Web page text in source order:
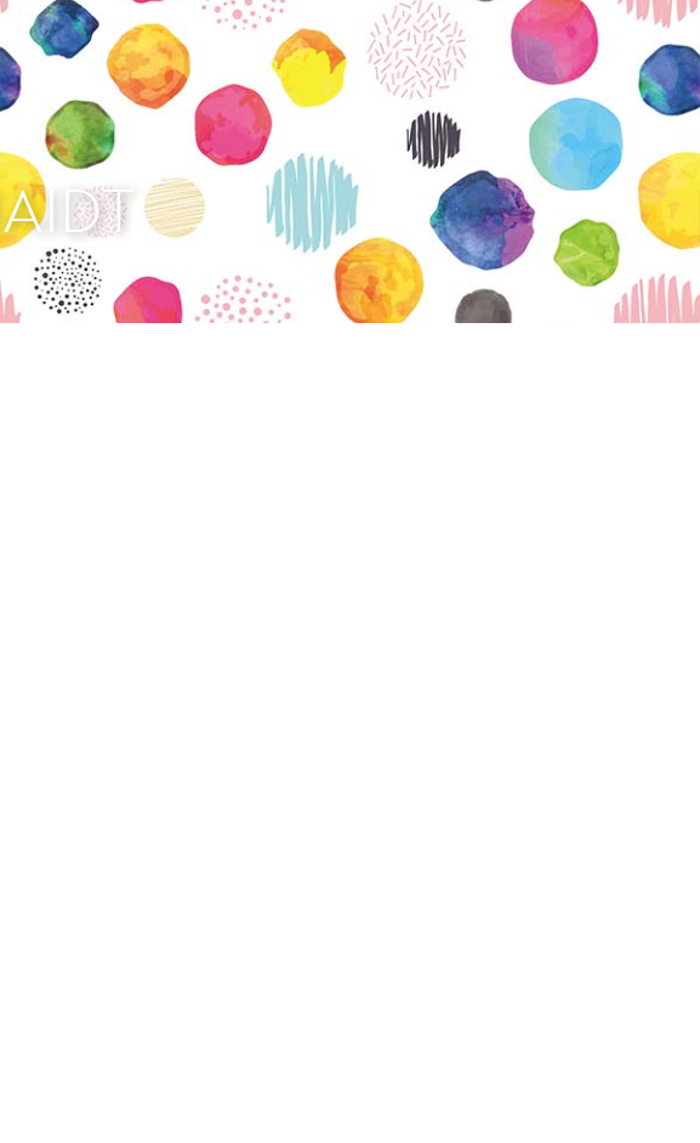
vielä Varhaiskasvatuksen Tietopalvelun